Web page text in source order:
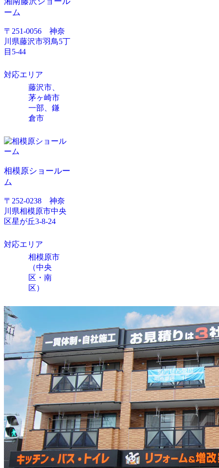
ーム
〒251-0056 神奈
川県藤沢市羽鳥5丁
目5-44
対応エリア
藤沢市、
茅ヶ崎市
一部、鎌
倉市
相模原ショールー
ム
〒252-0238 神奈
川県相模原市中央
区星が丘3-8-24
対応エリア
相模原市
（中央
区・南
区）